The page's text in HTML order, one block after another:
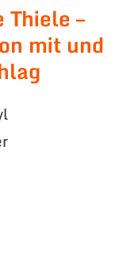
–
mit und